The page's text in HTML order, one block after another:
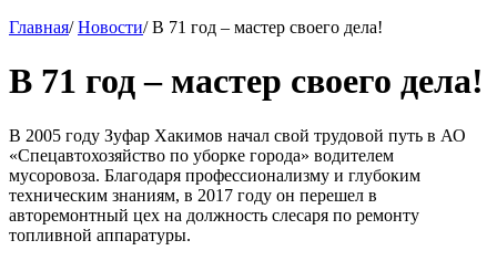
Главная/ Новости/ В 71 год – мастер своего дела!
В 71 год – мастер своего дела!
В 2005 году Зуфар Хакимов начал свой трудовой путь в АО
«Спецавтохозяйство по уборке города» водителем
мусоровоза. Благодаря профессионализму и глубоким
техническим знаниям, в 2017 году он перешел в
авторемонтный цех на должность слесаря по ремонту
топливной аппаратуры.